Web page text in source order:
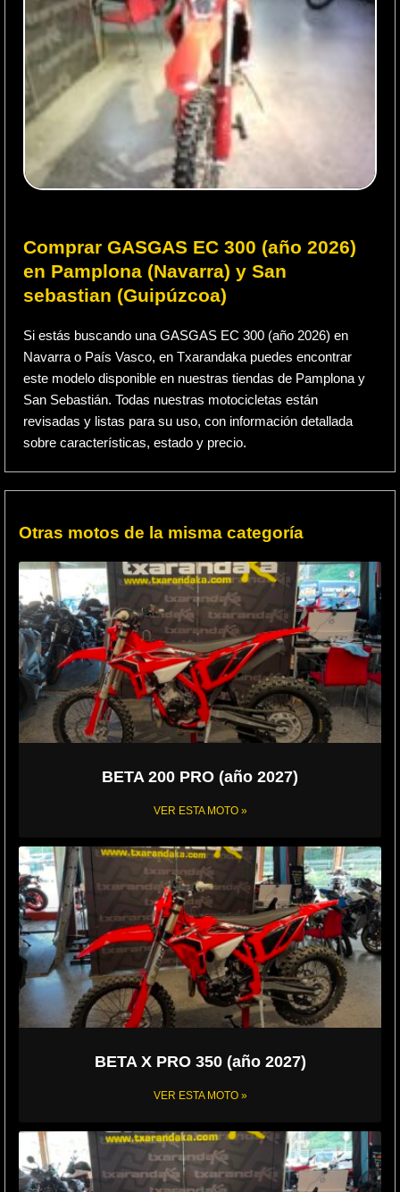
Comprar GASGAS EC 300 (año 2026)
en Pamplona (Navarra) y San
sebastian (Guipúzcoa)
Si estás buscando una GASGAS EC 300 (año 2026) en
Navarra o País Vasco, en Txarandaka puedes encontrar
este modelo disponible en nuestras tiendas de Pamplona y
San Sebastián. Todas nuestras motocicletas están
revisadas y listas para su uso, con información detallada
sobre características, estado y precio.
Otras motos de la misma categoría
BETA 200 PRO (año 2027)
VER ESTA MOTO »
BETA X PRO 350 (año 2027)
VER ESTA MOTO »